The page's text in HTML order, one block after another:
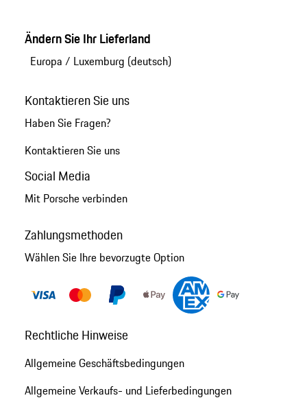
Ändern Sie Ihr Lieferland
Europa / Luxemburg (deutsch)
Kontaktieren Sie uns
Haben Sie Fragen?
Kontaktieren Sie uns
Social Media
Mit Porsche verbinden
Zahlungsmethoden
Wählen Sie Ihre bevorzugte Option
Rechtliche Hinweise
Allgemeine Geschäftsbedingungen
Allgemeine Verkaufs- und Lieferbedingungen